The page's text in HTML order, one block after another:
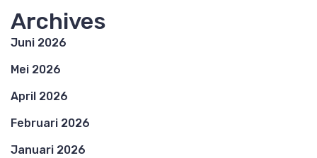
Archives
Juni 2026
Mei 2026
April 2026
Februari 2026
Januari 2026